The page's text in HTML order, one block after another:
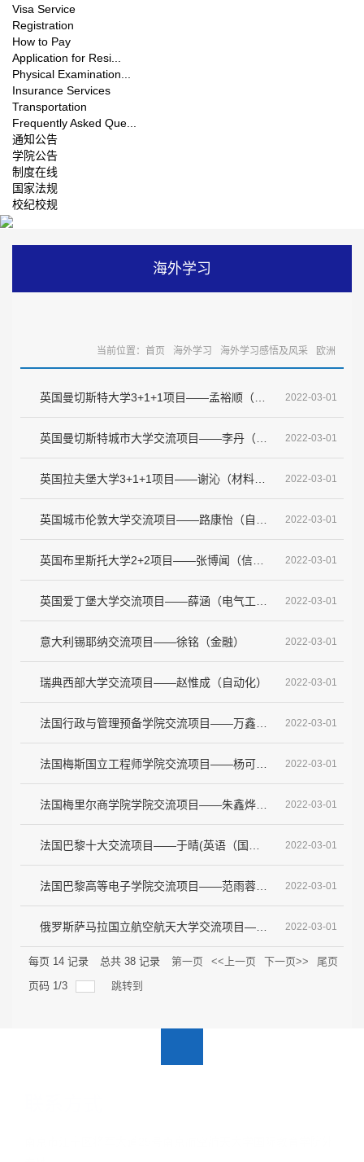
Visa Service
Registration
How to Pay
Application for Resi...
Physical Examination...
Insurance Services
Transportation
Frequently Asked Que...
通知公告
学院公告
制度在线
国家法规
校纪校规
海外学习
当前位置： 首页 海外学习 海外学习感悟及风采 欧洲
2022-03-01
2022-03-01
2022-03-01
2022-03-01
2022-03-01
2022-03-01
意大利锡耶纳交流项目——徐铭（金融） 2022-03-01
瑞典西部大学交流项目——赵惟成（自动化） 2022-03-01
2022-03-01
2022-03-01
2022-03-01
2022-03-01
2022-03-01
2022-03-01
每页 14 记录 总共 38 记录 第一页 <<上一页 下一页>>
尾页
页码 1/3 跳转到